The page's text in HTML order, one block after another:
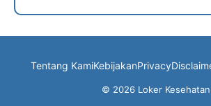
Tentang KamiKebijakanPrivacy
© 2026 Loker Kesehatan